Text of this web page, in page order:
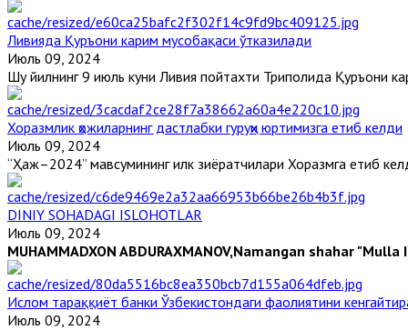
Ливияда Қуръони карим мусобақаси ўтказилади
Июль 09, 2024
Шу йилнинг 9 июль куни Ливия пойтахти Триполида Қуръони
Хоразмлик ҳожиларнинг дастлабки гуруҳи юртимизга етиб келди
Июль 09, 2024
“Ҳаж–2024” мавсумининг илк зиёратчилари Хоразмга етиб
DINIY SOHADAGI ISLOHOTLAR
Июль 09, 2024
MUHAMMADXON ABDURAXMANOV,Namangan shahar "Mulla
Ислом тараққиёт банки Ўзбекистондаги фаолиятини
Июль 09, 2024